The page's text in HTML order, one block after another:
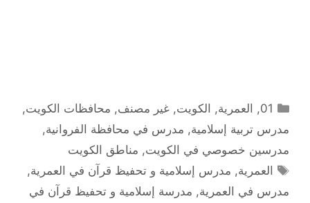
التصنيفات
01
, العمرية, الكويت,غير مصنف, محافظات الكويت,
مدرس تربية إسلامية, مدرس في محافظة الفروانية,
مدرسين خصوصي في الكويت, مناطق الكويت
الوسوم
العمرية, مدرس إسلامية و تحفيظ قرآن في العمرية,
مدرس في العمرية, مدرسة إسلامية و تحفيظ قرآن في